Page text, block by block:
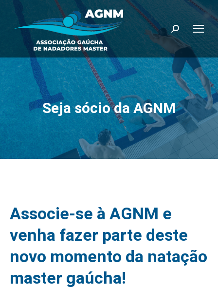
Search:
Seja sócio da AGNM
Associe-se à AGNM e
venha fazer parte deste
novo momento da natação
master gaúcha!